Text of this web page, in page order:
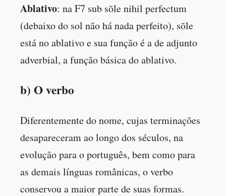
Ablativo: na F7 sub sōle nihil perfectum
(debaixo do sol não há nada perfeito), sōle
está no ablativo e sua função é a de adjunto
adverbial, a função básica do ablativo.
b) O verbo
Diferentemente do nome, cujas terminações
desapareceram ao longo dos séculos, na
evolução para o português, bem como para
as demais línguas românicas, o verbo
conservou a maior parte de suas formas.